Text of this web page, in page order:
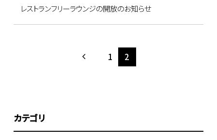
レストランフリーラウンジの開放のお知らせ
1 2
カテゴリ